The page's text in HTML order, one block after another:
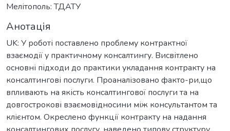
Мелітополь: ТДАТУ
Анотація
UK: У роботі поставлено проблему контрактної
взаємодії у практичному консалтингу. Висвітлено
основні підходи до практики укладання контракту на
консалтингові послуги. Проаналізовано факто-ри,що
впливають на якість консалтингової послуги та на
довгострокові взаємовідносини між консультантом та
клієнтом. Окреслено функції контракту на надання